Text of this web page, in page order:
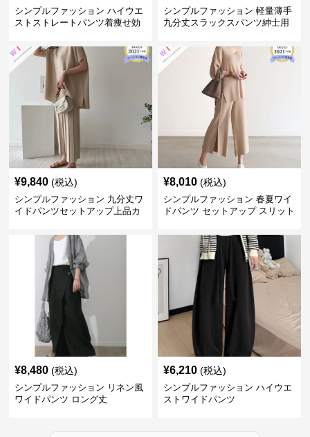
シンプルファッション ハイウエ
ストストレートパンツ着痩せ効
シンプルファッション 軽量薄手
九分丈スラックスパンツ紳士用
¥9,840 (税込)
シンプルファッション 九分丈ワ
イドパンツセットアップ上品カ
¥8,010 (税込)
シンプルファッション 春夏ワイ
ドパンツ セットアップ スリット
¥8,480 (税込)
シンプルファッション リネン風
ワイドパンツ ロング丈
¥6,210 (税込)
シンプルファッション ハイウエ
ストワイドパンツ